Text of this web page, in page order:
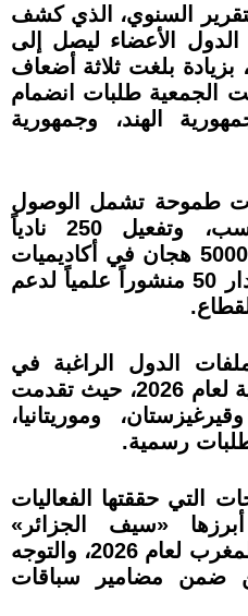
السنوي، الذي كشف
الأعضاء ليصل إلى
85 دولة بحلول عام 2024، بزيادة بلغت ثلاثة أضعاف
2018. وناقشت الجمعية طلبات انضمام
الهند، وجمهورية
طموحة تشمل الوصول
إلى 50ألف هجان منتسب، وتفعيل 250 نادياً
لسباقات الهجن، وتدريب 5000 هجان في أكاديميات
متخصصة، إضافةً إلى إصدار 50 منشوراً علمياً لدعم
الدول الراغبة في
استضافة الجمعية العمومية لعام 2026، حيث تقدمت
وموريتانيا،
رسمية.
التي حققتها الفعاليات
أبرزها «سيف الجزائر»
ومهرجان «طنطان» في المغرب لعام 2026، والتوجه
ضمن مضامير سباقات